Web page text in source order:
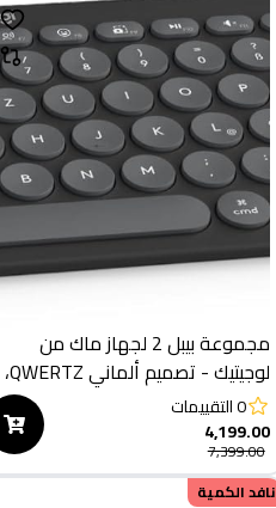
مجموعة بيبل 2 لجهاز ماك من
لوجيتيك - تصميم ألماني QWERTZ،
لون جرافيت، بلوتوث
0التقييمات
4,199.00
7,399.00
نافد الكمية